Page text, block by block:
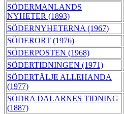
SÖDERMANLANDS
NYHETER (1893)
SÖDERNYHETERNA (1967)
SÖDERORT (1976)
SÖDERPOSTEN (1968)
SÖDERTIDNINGEN (1971)
SÖDERTÄLJE ALLEHANDA
(1977)
SÖDRA DALARNES TIDNING
(1887)